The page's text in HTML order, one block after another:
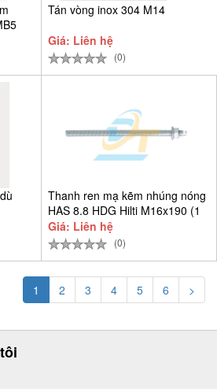
Tán vòng inox 304 M14
Giá: Liên hệ
(0)
Thanh ren mạ kẽm nhúng nóng
HAS 8.8 HDG Hilti M16x190 (1
Giá: Liên hệ
(0)
1 2 3 4 5 6 >